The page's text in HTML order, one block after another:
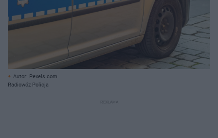
Autor: Pexels.com
Radiowóz Policja